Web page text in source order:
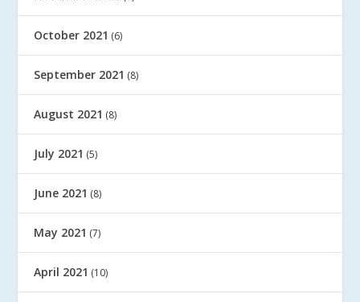
October 2021 (6)
September 2021 (8)
August 2021 (8)
July 2021 (5)
June 2021 (8)
May 2021 (7)
April 2021 (10)